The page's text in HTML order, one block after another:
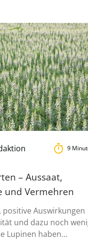
9
– Aussaat,
und Vermehren
Auswirkungen
und dazu noch
Lupinen haben